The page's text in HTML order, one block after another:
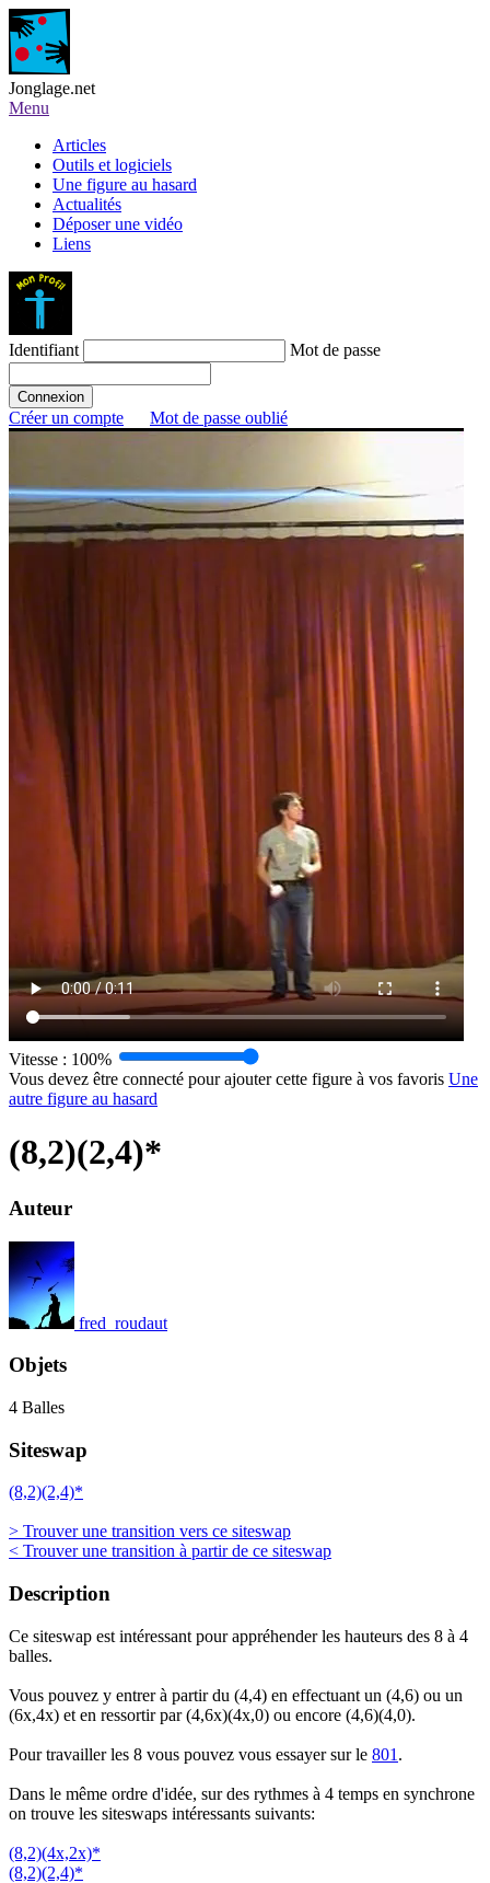
Jonglage.net
Menu
Articles
Outils et logiciels
Une figure au hasard
Actualités
Déposer une vidéo
Liens
Identifiant Mot de passe
Créer un compte Mot de passe oublié
Vitesse : 100%
Vous devez être connecté pour ajouter cette figure à vos favoris Une
autre figure au hasard
(8,2)(2,4)*
Auteur
fred_roudaut
Objets
4 Balles
Siteswap
(8,2)(2,4)*
> Trouver une transition vers ce siteswap
< Trouver une transition à partir de ce siteswap
Description
Ce siteswap est intéressant pour appréhender les hauteurs des 8 à 4
balles.
Vous pouvez y entrer à partir du (4,4) en effectuant un (4,6) ou un
(6x,4x) et en ressortir par (4,6x)(4x,0) ou encore (4,6)(4,0).
Pour travailler les 8 vous pouvez vous essayer sur le 801 .
Dans le même ordre d'idée, sur des rythmes à 4 temps en synchrone
on trouve les siteswaps intéressants suivants:
(8,2)(4x,2x)*
(8,2)(2,4)*